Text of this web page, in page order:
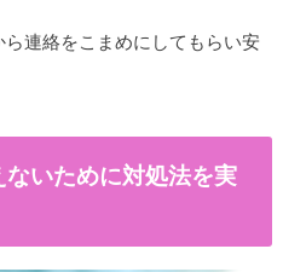
連絡をこまめにしてもらい安
いために対処法を実